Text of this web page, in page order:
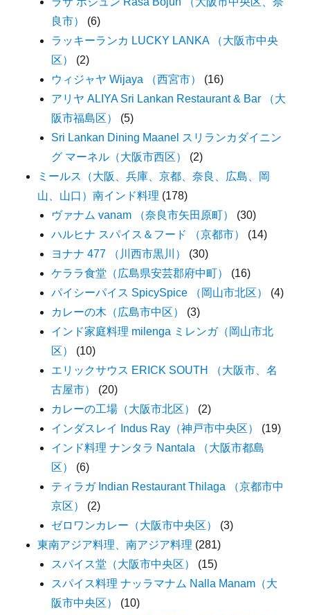
良市）
(6)
ラッキーランカ LUCKY LANKA （大阪市中央
区）
(2)
ウィジャヤ Wijaya （西宮市）
(16)
アリヤ ALIYA Sri Lankan Restaurant & Bar （大
阪市福島区）
(5)
Sri Lankan Dining Maanel スリランカダイニン
グ マーネル（大阪市西区）
(2)
ミールス（大阪、兵庫、京都、奈良、広島、岡
山、山口）南インド料理 (178)
ヴァナム vanam （奈良市矢田原町）
(30)
ハルヒナ スパイス＆フード （京都市）
(14)
ヨナナ 477 （川西市黒川）
(30)
ケララ食堂（広島県安芸郡府中町）
(16)
パイシーパイス SpicySpice （岡山市北区）
(4)
カレーの木（広島市中区）
(3)
インド家庭料理 milenga ミレンガ（岡山市北
区）
(10)
エリックサウス ERICK SOUTH （大阪市、名
古屋市）
(20)
カレーの工場（大阪市北区）
(2)
インダスレイ Indus Ray（神戸市中央区）
(19)
インド料理 ナンタラ Nantala （大阪市都島
区）
(6)
ティラガ Indian Restaurant Thilaga （京都市中
京区）
(2)
ゼロワンカレー（大阪市中央区）
(3)
東南アジア料理、南アジア料理 (281)
スパイス堂（大阪市中央区）
(15)
スパイス料理 ナッラマナム Nalla Manam（大
阪市中央区）
(10)